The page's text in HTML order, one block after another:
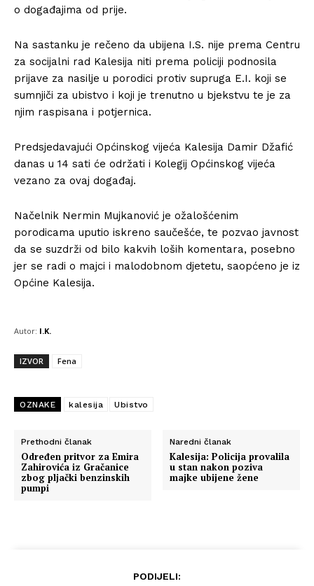
o događajima od prije.
Na sastanku je rečeno da ubijena I.S. nije prema Centru
za socijalni rad Kalesija niti prema policiji podnosila
prijave za nasilje u porodici protiv supruga E.I. koji se
sumnjiči za ubistvo i koji je trenutno u bjekstvu te je za
njim raspisana i potjernica.
Predsjedavajući Općinskog vijeća Kalesija Damir Džafić
danas u 14 sati će održati i Kolegij Općinskog vijeća
vezano za ovaj događaj.
Načelnik Nermin Mujkanović je ožalošćenim
porodicama uputio iskreno saučešće, te pozvao javnost
da se suzdrži od bilo kakvih loših komentara, posebno
jer se radi o majci i malodobnom djetetu, saopćeno je iz
Općine Kalesija.
Autor: I.K.
IZVOR Fena
OZNAKE kalesija Ubistvo
Prethodni članak
Određen pritvor za Emira
Zahirovića iz Gračanice
zbog pljački benzinskih
pumpi
Naredni članak
Kalesija: Policija provalila
u stan nakon poziva
majke ubijene žene
PODIJELI: